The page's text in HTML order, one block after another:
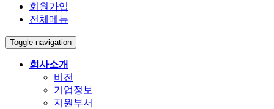
회원가입
전체메뉴
Toggle navigation
회사소개
비전
기업정보
지원부서